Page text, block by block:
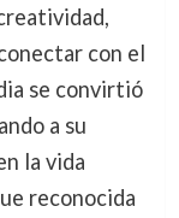
con el
se convirtió
a su
la vida
reconocida